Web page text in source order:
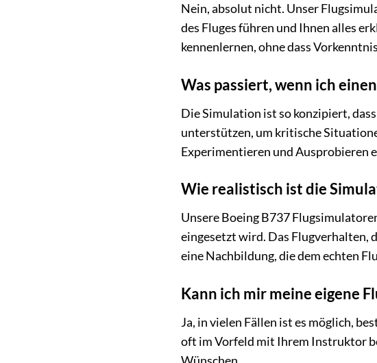
Nein, absolut nicht. Unser
des Fluges führen und Ihnen alles
kennenlernen, ohne dass
Was passiert, wenn ich
Die Simulation ist so konzipiert,
unterstützen, um kritische
Experimentieren und Ausprobieren
Wie realistisch ist die
Unsere Boeing B737
eingesetzt wird. Das Flugverhalten,
eine Nachbildung, die dem echten
Kann ich mir meine eigene
Ja, in vielen Fällen ist es möglich,
oft im Vorfeld mit Ihrem Instruktor